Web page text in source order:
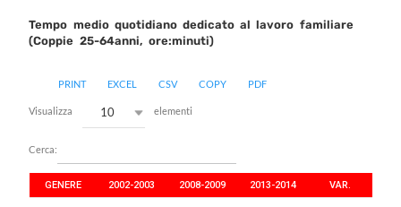
Tempo medio quotidiano dedicato al lavoro familiare
(Coppie 25-64anni, ore:minuti)
PRINT EXCEL CSV COPY PDF
Visualizza 10 elementi
Cerca:
GENERE 2002-2003 2008-2009 2013-2014 VAR.